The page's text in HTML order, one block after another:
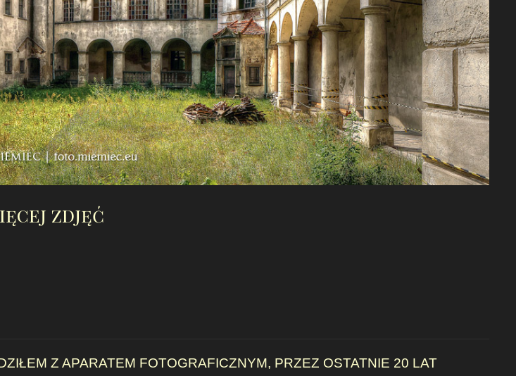
zdjęć
Z APARATEM FOTOGRAFICZNYM, PRZEZ OSTATNIE 20 LAT